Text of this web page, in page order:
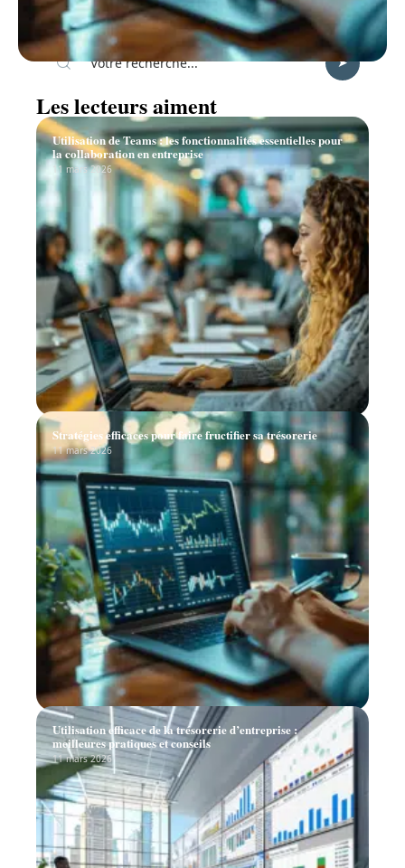
Recherche
Les lecteurs aiment
Utilisation de Teams : les fonctionnalités essentielles pour
la collaboration en entreprise
11 mars 2026
Stratégies efficaces pour faire fructifier sa trésorerie
11 mars 2026
Utilisation efficace de la trésorerie d’entreprise :
meilleures pratiques et conseils
11 mars 2026